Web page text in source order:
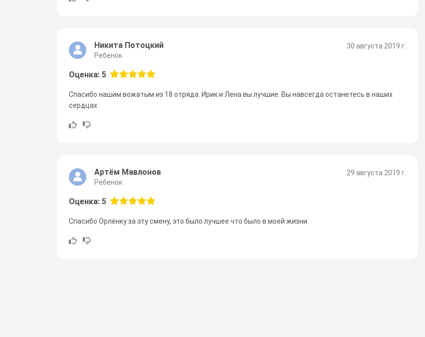
30 августа 2019 г.
Никита Потоцкий
Ребенок
Оценка: 5
Спасибо нашим вожатым из 18 отряда. Ирик и Лена вы лучшие. Вы навсегда останетесь в наших
сердцах
29 августа 2019 г.
Артём Мавлонов
Ребенок
Оценка: 5
Спасибо Орлёнку за эту смену, это было лучшее что было в моей жизни